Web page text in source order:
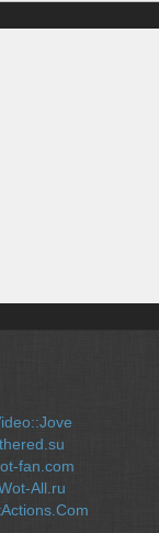
thered.su
fan.com
All.ru